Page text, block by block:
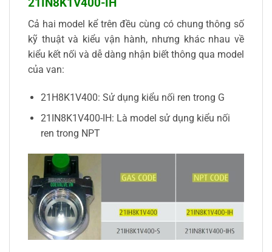
21IN8K1V400-IH
Cả hai model kể trên đều cùng có chung thông số
kỹ thuật và kiểu vận hành, nhưng khác nhau về
kiểu kết nối và dễ dàng nhận biết thông qua model
của van:
21H8K1V400: Sử dụng kiểu nối ren trong G
21IN8K1V400-IH: Là model sử dụng kiểu nối
ren trong NPT